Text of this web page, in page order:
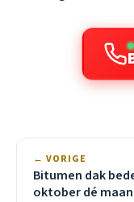
← VORIGE
Bitumen dak
oktober dé